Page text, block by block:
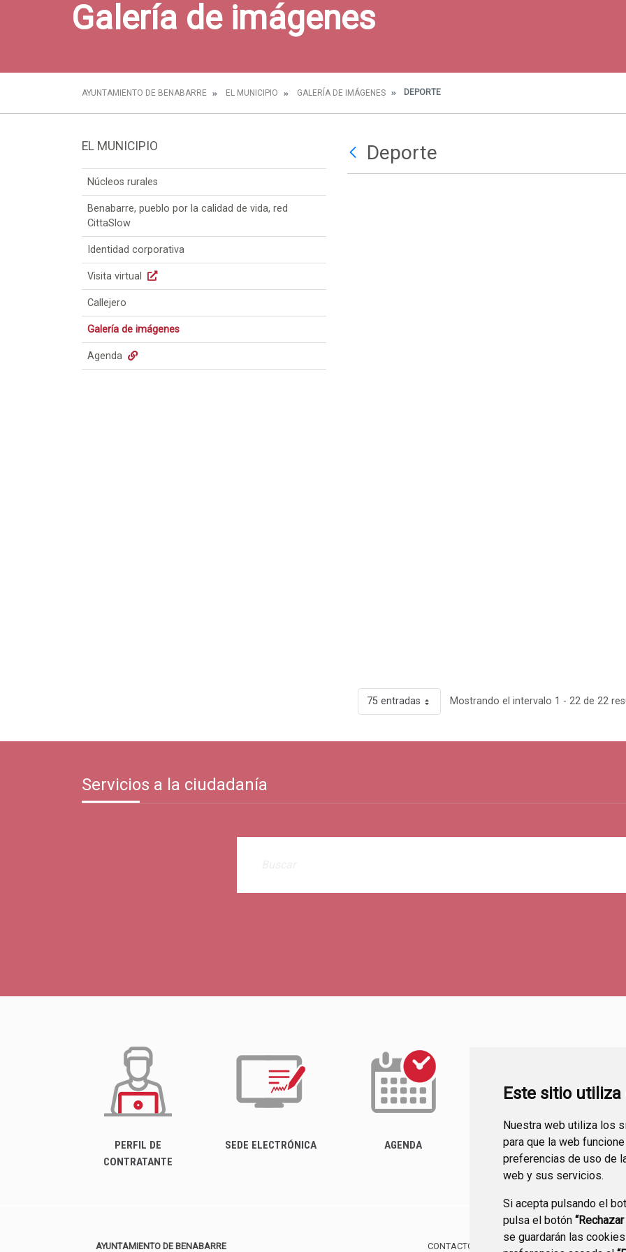
Este sitio
Nuestra web utiliza los
para que la web
preferencias de uso de
web y sus servicios.
Si acepta pulsando el
pulsa el botón
se guardarán las
Galería de imágenes
AYUNTAMIENTO DE BENABARRE EL MUNICIPIO GALERÍA DE IMÁGENES DEPORTE
EL MUNICIPIO
Núcleos rurales
Benabarre, pueblo por la calidad de vida, red
CittaSlow
Identidad corporativa
Visita virtual
Callejero
Galería de imágenes
Agenda
Deporte
75 entradas Mostrando el intervalo 1 - 22 de 22
Servicios a la ciudadanía
PERFIL DE
CONTRATANTE
SEDE ELECTRÓNICA AGENDA ACTUALIDAD
AYUNTAMIENTO DE BENABARRE CONTACTO MAPA WEB